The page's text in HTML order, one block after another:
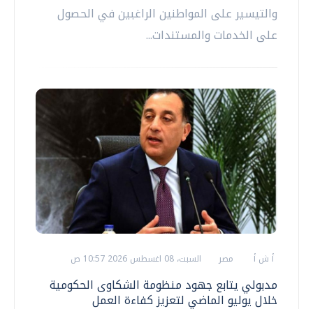
والتيسير على المواطنين الراغبين في الحصول
على الخدمات والمستندات...
أ ش أ مصر السبت، 08 اغسطس 2026 10:57 ص
مدبولي يتابع جهود منظومة الشكاوى الحكومية
خلال يوليو الماضي لتعزيز كفاءة العمل